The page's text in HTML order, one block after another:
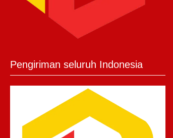
Pengiriman seluruh Indonesia